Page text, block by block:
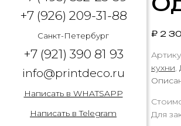
+7 (926) 209-31-88
Санкт-Петербург
+7 (921) 390 81 93
info@printdeco.ru
Написать в WHATSAPP
Написать в Telegram
₽ 2
кухни,
Для